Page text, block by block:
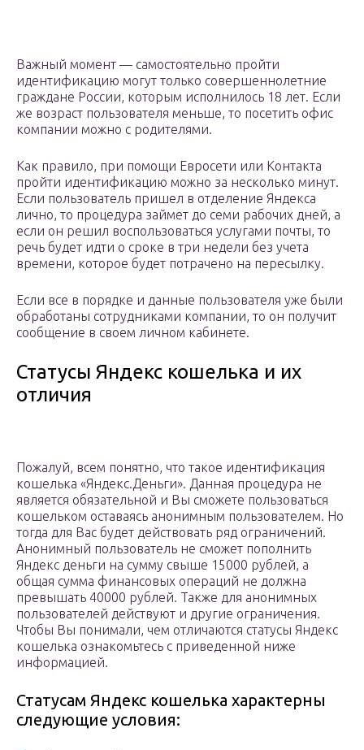
Важный момент — самостоятельно пройти
идентификацию могут только совершеннолетние
граждане России, которым исполнилось 18 лет. Если
же возраст пользователя меньше, то посетить офис
компании можно с родителями.
Как правило, при помощи Евросети или Контакта
пройти идентификацию можно за несколько минут.
Если пользователь пришел в отделение Яндекса
лично, то процедура займет до семи рабочих дней, а
если он решил воспользоваться услугами почты, то
речь будет идти о сроке в три недели без учета
времени, которое будет потрачено на пересылку.
Если все в порядке и данные пользователя уже были
обработаны сотрудниками компании, то он получит
сообщение в своем личном кабинете.
Статусы Яндекс кошелька и их
отличия
Пожалуй, всем понятно, что такое идентификация
кошелька «Яндекс.Деньги». Данная процедура не
является обязательной и Вы сможете пользоваться
кошельком оставаясь анонимным пользователем. Но
тогда для Вас будет действовать ряд ограничений.
Анонимный пользователь не сможет пополнить
Яндекс деньги на сумму свыше 15000 рублей, а
общая сумма финансовых операций не должна
превышать 40000 рублей. Также для анонимных
пользователей действуют и другие ограничения.
Чтобы Вы понимали, чем отличаются статусы Яндекс
кошелька ознакомьтесь с приведенной ниже
информацией.
Статусам Яндекс кошелька характерны
следующие условия: